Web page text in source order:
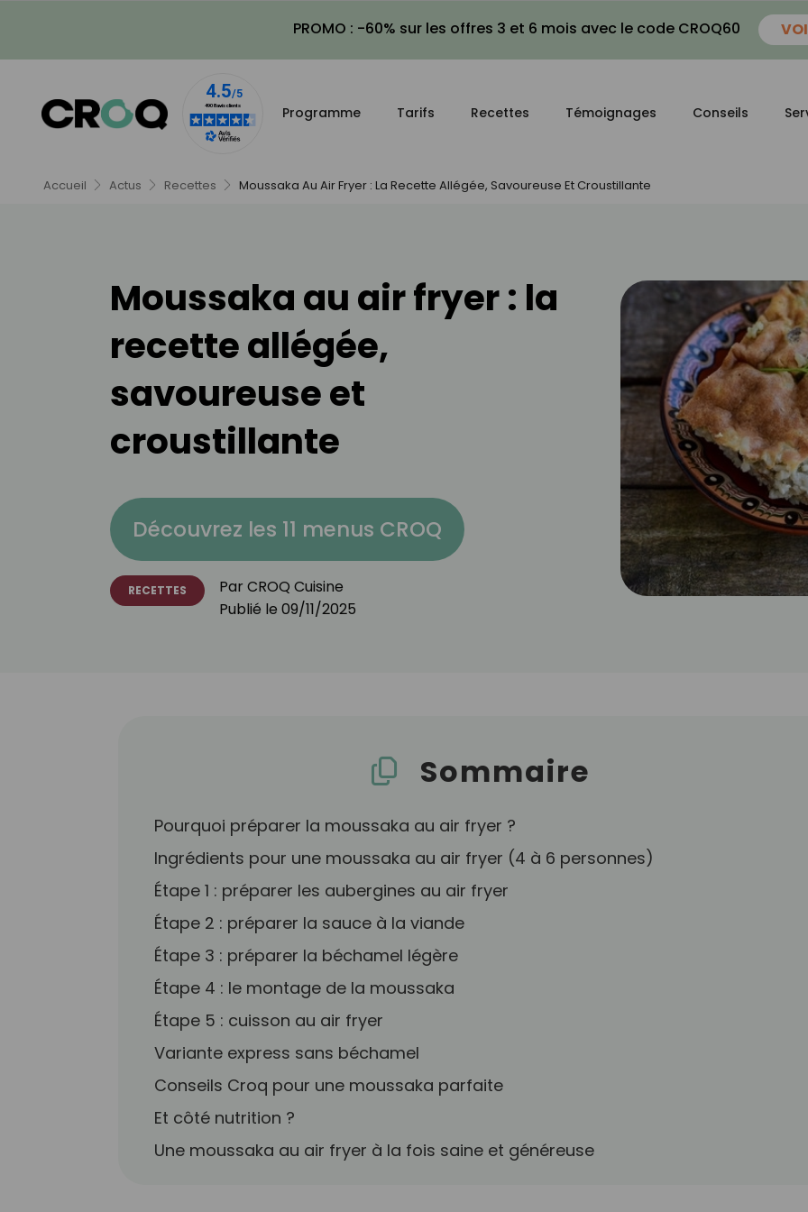
PROMO : -60% sur les offres 3 et 6 mois avec le code CROQ60
Programme Tarifs Recettes Témoignages Conseils
Accueil Actus Recettes Moussaka Au Air Fryer : La Recette Allégée, Savoureuse Et Croustillante
Moussaka au air fryer : la
recette allégée,
savoureuse et
croustillante
Découvrez les 11 menus CROQ
RECETTES ParCROQ Cuisine
Publié le 09/11/2025
Sommaire
Pourquoi préparer la moussaka au air fryer ?
Ingrédients pour une moussaka au air fryer (4 à 6 personnes)
Étape 1 : préparer les aubergines au air fryer
Étape 2 : préparer la sauce à la viande
Étape 3 : préparer la béchamel légère
Étape 4 : le montage de la moussaka
Étape 5 : cuisson au air fryer
Variante express sans béchamel
Conseils Croq pour une moussaka parfaite
Et côté nutrition ?
Une moussaka au air fryer à la fois saine et généreuse